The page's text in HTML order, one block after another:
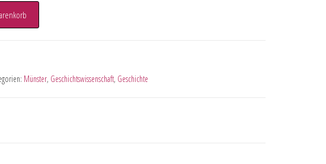
Münster, Geschichtswissenschaft, Geschichte